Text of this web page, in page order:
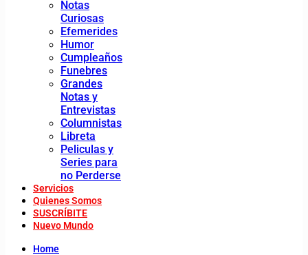
Notas
Curiosas
Efemerides
Humor
Cumpleaños
Funebres
Grandes
Notas y
Entrevistas
Columnistas
Libreta
Peliculas y
Series para
no Perderse
Servicios
Quienes Somos
SUSCRÍBITE
Nuevo Mundo
Home